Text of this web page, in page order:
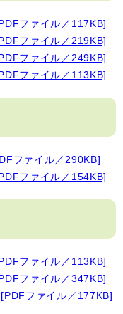
ファイル／117KB]
ファイル／219KB]
ファイル／249KB]
ファイル／113KB]
ファイル／290KB]
ファイル／154KB]
ファイル／113KB]
ファイル／347KB]
ファイル／177KB]